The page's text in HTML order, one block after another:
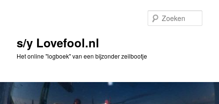
inhouds/y Lovefool.nl
Het online "logboek" van een bijzonder zeilbootje